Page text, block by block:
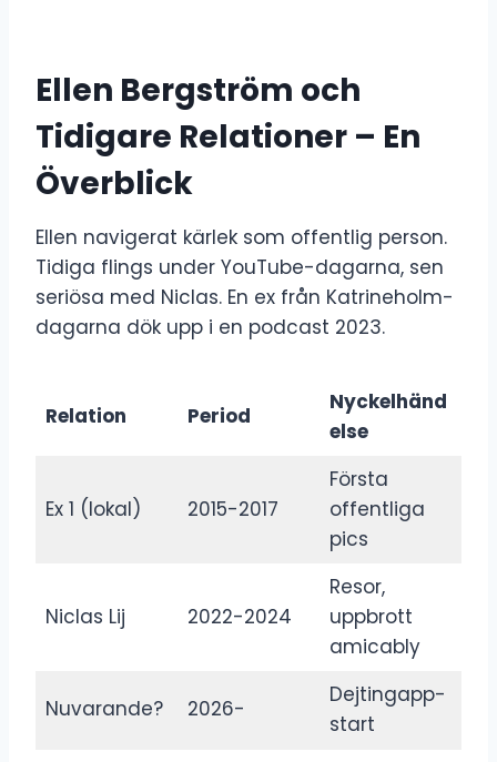
Ellen Bergström och
Tidigare Relationer – En
Överblick
Ellen navigerat kärlek som offentlig person.
Tidiga flings under YouTube-dagarna, sen
seriösa med Niclas. En ex från Katrineholm-
dagarna dök upp i en podcast 2023.
Relation Period
Nyckelhänd
else
Ex 1 (lokal) 2015-2017
Första
offentliga
pics
Niclas Lij 2022-2024
Resor,
uppbrott
amicably
Nuvarande? 2026-
Dejtingapp-
start